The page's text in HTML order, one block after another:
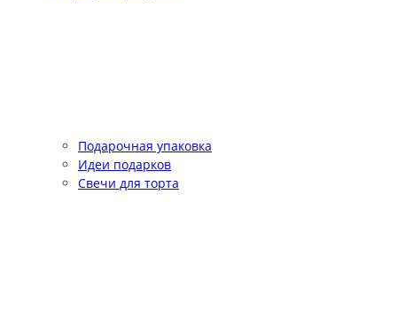
Подарочная упаковка
Идеи подарков
Свечи для торта